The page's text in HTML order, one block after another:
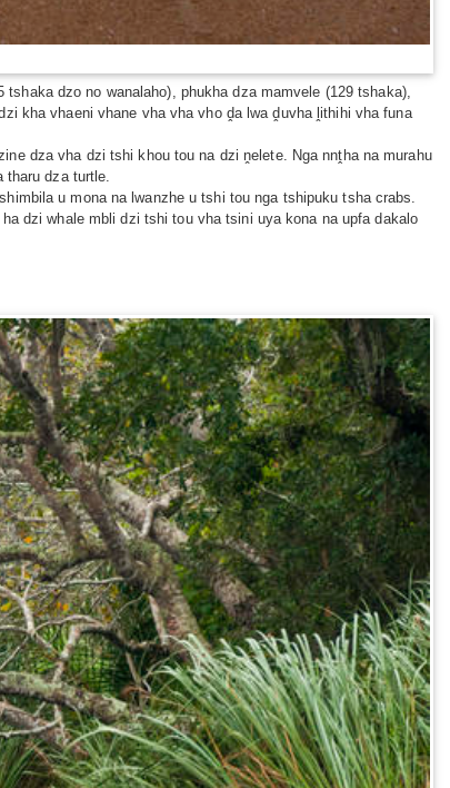
dzo no wanalaho), phukha dza mamvele (129 tshaka),
kha vhaeni vhane vha vha vho ḓa lwa ḓuvha ḽithihi vha funa
dza vha dzi tshi khou tou na dzi ṋelete. Nga nnṱha na murahu
tharu dza turtle.
u mona na lwanzhe u tshi tou nga tshipuku tsha crabs.
dzi whale mbli dzi tshi tou vha tsini uya kona na upfa dakalo